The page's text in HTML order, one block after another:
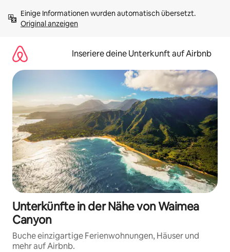
Inhalten
springenOriginal anzeigen
Inseriere deine Unterkunft auf Airbnb
Unterkünfte in der Nähe von Waimea
Canyon
Buche einzigartige Ferienwohnungen, Häuser und
mehr auf Airbnb.